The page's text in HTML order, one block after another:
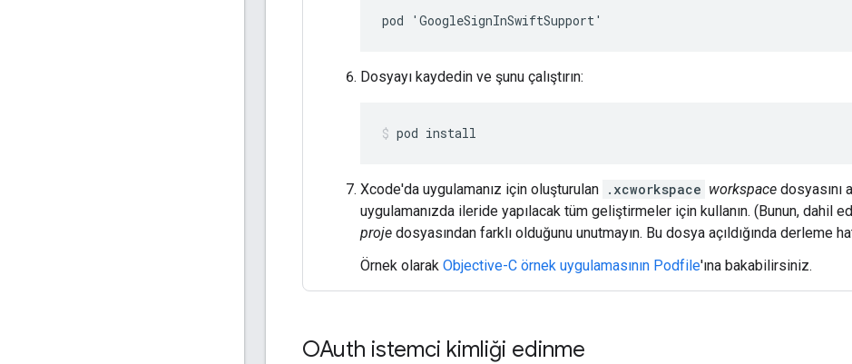
pod 'GoogleSignInSwiftSupport'
Dosyayı kaydedin ve şunu çalıştırın:
pod install
Xcode'da uygulamanız için oluşturulan .xcworkspace workspace dosyasını
uygulamanızda ileride yapılacak tüm geliştirmeler için kullanın. (Bunun, dahil
proje dosyasından farklı olduğunu unutmayın. Bu dosya açıldığında derleme
Örnek olarak Objective-C örnek uygulamasının Podfile'ına bakabilirsiniz.
OAuth istemci kimliği edinme